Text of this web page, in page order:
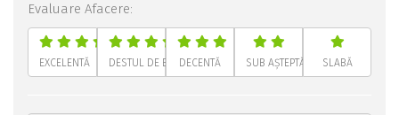
Evaluare Afacere:
EXCELENTĂ DESTUL DE BUNĂDECENTĂ SUB AȘTEPTĂRI SLABĂ